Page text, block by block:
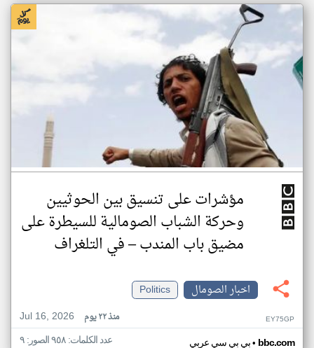
مؤشرات على تنسيق بين الحوثيين
وحركة الشباب الصومالية للسيطرة على
مضيق باب المندب – في التلغراف
اخبار الصومال
Politics
Jul 16, 2026
منذ ٢٢ يوم EY75GP
بي بي سي عربي• bbc.com عدد الكلمات: ٩٥٨ الصور: ٩